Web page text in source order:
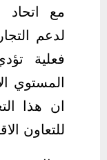
مع اتحاد
لدعم
فعلية
المستوي
ان هذا
للتعاون